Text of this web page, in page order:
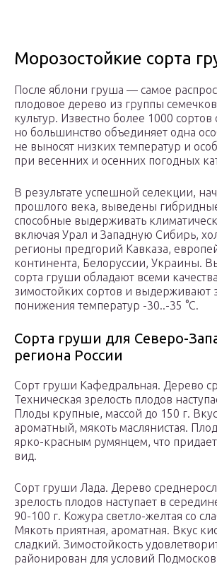
Морозостойкие сорта
После яблони груша — самое
плодовое дерево из группы
культур. Известно более 1000
но большинство объединяет одна
не выносят низких температур и
при весенних и осенних погодных
В результате успешной селекции,
прошлого века, выведены
способные выдерживать
включая Урал и Западную Сибирь,
регионы предгорий Кавказа,
континента, Белоруссии, Украины.
сорта груши обладают всеми
зимостойких сортов и выдерживают
понижения температур -30..-35 °С.
Сорта груши для Северо-
региона России
Сорт груши Кафедральная. Дерево
Техническая зрелость плодов
Плоды крупные, массой до 150 г.
ароматный, мякоть маслянистая.
ярко-красным румянцем, что
вид.
Сорт груши Лада. Дерево
зрелость плодов наступает в
90-100 г. Кожура светло-желтая со
Мякоть приятная, ароматная. Вкус
сладкий. Зимостойкость
районирован для условий